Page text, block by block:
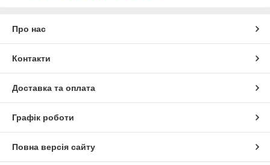
Про нас
Контакти
Доставка та оплата
Графік роботи
Повна версія сайту